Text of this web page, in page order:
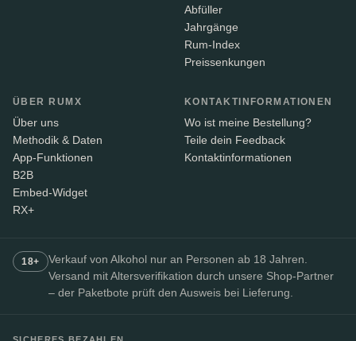
Abfüller
Jahrgänge
Rum-Index
Preissenkungen
ÜBER RUMX
Über uns
Methodik & Daten
App-Funktionen
B2B
Embed-Widget
RX+
KONTAKTINFORMATIONEN
Wo ist meine Bestellung?
Teile dein Feedback
Kontaktinformationen
18+
Verkauf von Alkohol nur an Personen ab 18 Jahren.
Versand mit Altersverifikation durch unsere Shop-Partner
– der Paketbote prüft den Ausweis bei Lieferung.